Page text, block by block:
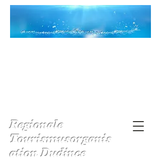
Regionale
Tourismusorganis
ation Dudince